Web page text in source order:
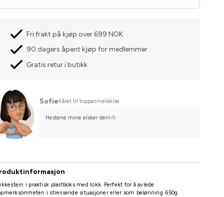
Fri frakt på kjøp over 699 NOK
90 dagers åpent kjøp for medlemmer
Gratis retur i butikk
SofieKåret til toppanmeldelse
Hestene mine elsker den!🐴
i praktisk plastboks med lokk. Perfekt for å avlede
i stressende situasjoner eller som belønning. 650g